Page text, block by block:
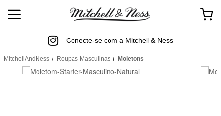
Conecte-se com a Mitchell & Ness
MitchellAndNess Roupas-Masculinas Moletons